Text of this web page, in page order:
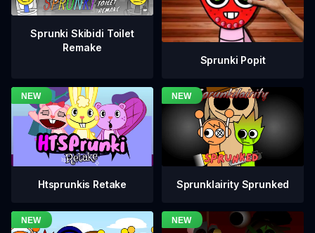
Sprunki Skibidi Toilet
Remake
Sprunki Popit
Htsprunkis Retake Sprunklairity Sprunked